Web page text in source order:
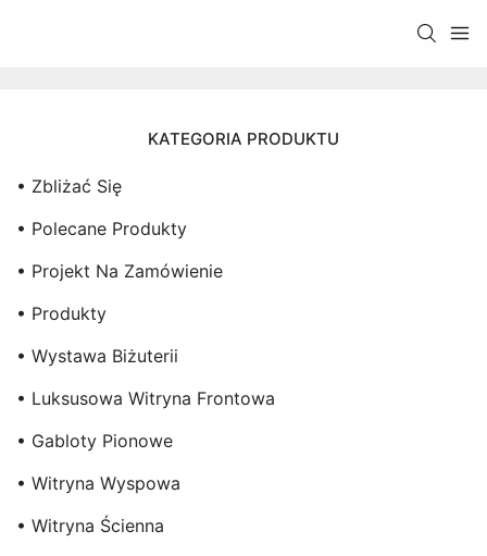
KATEGORIA PRODUKTU
• Zbliżać Się
• Polecane Produkty
• Projekt Na Zamówienie
• Produkty
• Wystawa Biżuterii
• Luksusowa Witryna Frontowa
• Gabloty Pionowe
• Witryna Wyspowa
• Witryna Ścienna